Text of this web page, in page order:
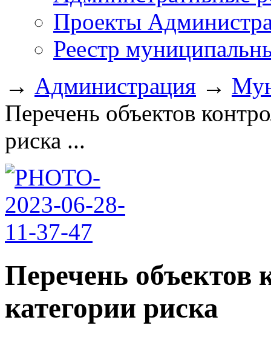
Проекты
Реестр
→ Администрация →
Перечень объектов
риска ...
Перечень объектов
категории риска